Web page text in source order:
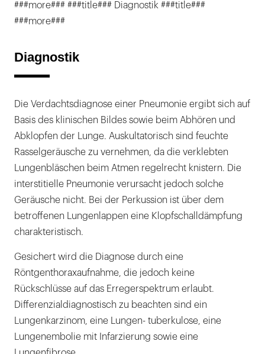
###more### ###title### Diagnostik ###title###
###more###
Diagnostik
Die Verdachtsdiagnose einer Pneumonie ergibt sich auf
Basis des klinischen Bildes sowie beim Abhören und
Abklopfen der Lunge. Auskultatorisch sind feuchte
Rasselgeräusche zu vernehmen, da die verklebten
Lungenbläschen beim Atmen regelrecht knistern. Die
interstitielle Pneumonie verursacht jedoch solche
Geräusche nicht. Bei der Perkussion ist über dem
betroffenen Lungenlappen eine Klopfschalldämpfung
charakteristisch.
Gesichert wird die Diagnose durch eine
Röntgenthoraxaufnahme, die jedoch keine
Rückschlüsse auf das Erregerspektrum erlaubt.
Differenzialdiagnostisch zu beachten sind ein
Lungenkarzinom, eine Lungen- tuberkulose, eine
Lungenembolie mit Infarzierung sowie eine